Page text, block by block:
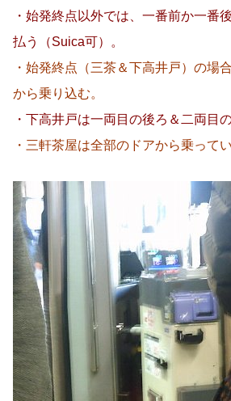
・始発終点以外では、一番前か一番
払う（Suica可）。
・始発終点（三茶＆下高井戸）の場
から乗り込む。
・下高井戸は一両目の後ろ＆二両目
・三軒茶屋は全部のドアから乗ってい